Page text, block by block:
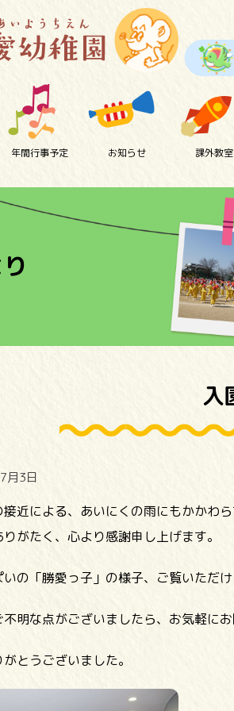
年間行事予定 お知らせ 課外教室
入
月3日
接近による、あいにくの雨にもかかわ
がたく、心より感謝申し上げます。
の「勝愛っ子」の様子、ご覧いただ
明な点がございましたら、お気軽にお
とうございました。